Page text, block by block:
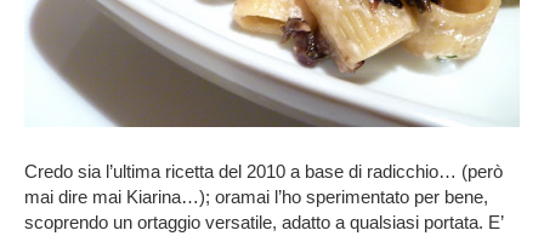
Credo sia l’ultima ricetta del 2010 a base di radicchio… (però
mai dire mai Kiarina…); oramai l’ho sperimentato per bene,
scoprendo un ortaggio versatile, adatto a qualsiasi portata. E’